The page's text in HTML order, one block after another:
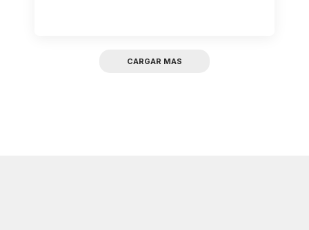
CARGAR MAS